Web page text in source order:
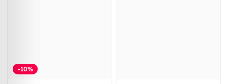
-10%